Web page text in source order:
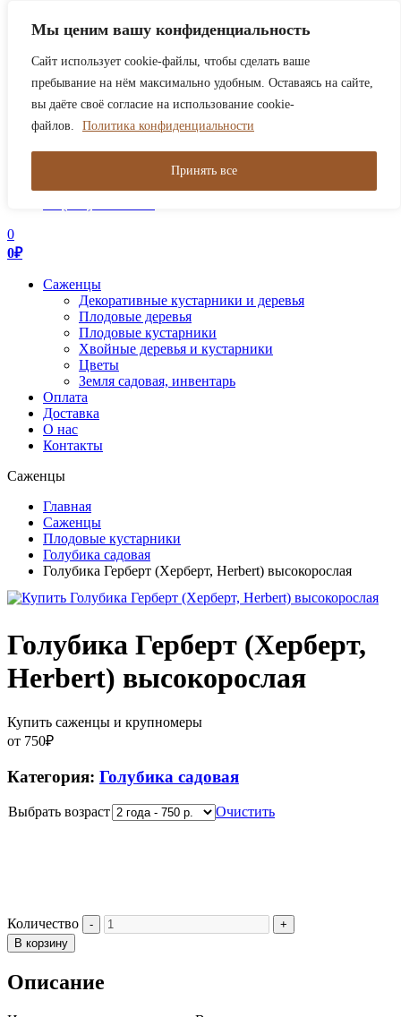
Мы ценим вашу конфиденциальность
Сайт использует cookie-файлы, чтобы сделать ваше
пребывание на нём максимально удобным. Оставаясь на сайте,
вы даёте своё согласие на использование cookie-
файлов.
Политика конфиденциальности
Принять все
2000р. Работаем в штатном режиме!
Toggle
Поиск товаров
+7 (495) 921-73-33
0
0₽
Саженцы
Декоративные кустарники и деревья
Плодовые деревья
Плодовые кустарники
Хвойные деревья и кустарники
Цветы
Земля садовая, инвентарь
Оплата
Доставка
О нас
Контакты
Саженцы
Главная
Саженцы
Плодовые кустарники
Голубика садовая
Голубика Герберт (Херберт, Herbert) высокорослая
Голубика Герберт (Херберт,
Herbert) высокорослая
Купить саженцы и крупномеры
от 750₽
Категория: Голубика садовая
Выбрать возраст Очистить
Количество
В корзину
Описание